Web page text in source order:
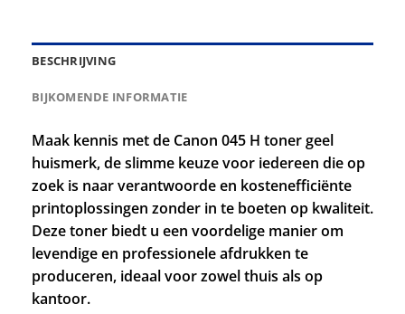
BESCHRIJVING
BIJKOMENDE INFORMATIE
Maak kennis met de Canon 045 H toner geel
huismerk, de slimme keuze voor iedereen die op
zoek is naar verantwoorde en kostenefficiënte
printoplossingen zonder in te boeten op kwaliteit.
Deze toner biedt u een voordelige manier om
levendige en professionele afdrukken te
produceren, ideaal voor zowel thuis als op
kantoor.